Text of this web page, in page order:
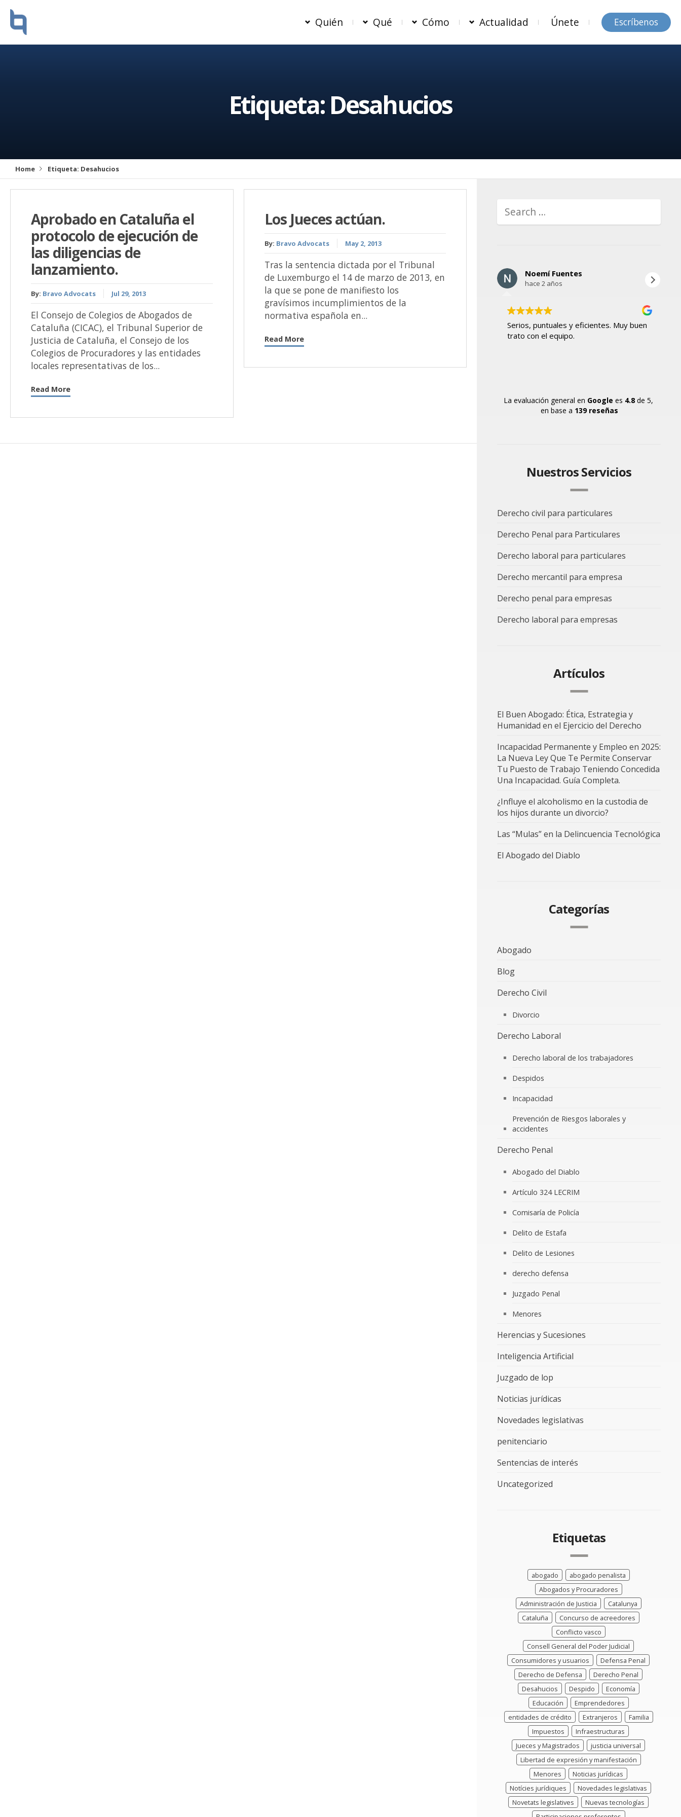
Quién Qué Cómo Actualidad Únete Escríbenos
Etiqueta: Desahucios
Home Etiqueta: Desahucios
Aprobado en Cataluña el
protocolo de ejecución de
las diligencias de
lanzamiento.
By: Bravo Advocats Jul 29, 2013
El Consejo de Colegios de Abogados de
Cataluña (CICAC), el Tribunal Superior de
Justicia de Cataluña, el Consejo de los
Colegios de Procuradores y las entidades
locales representativas de los...
Read More
Los Jueces actúan.
By: Bravo Advocats May 2, 2013
Tras la sentencia dictada por el Tribunal
de Luxemburgo el 14 de marzo de 2013, en
la que se pone de manifiesto los
gravísimos incumplimientos de la
normativa española en...
Read More
Noemí Fuentes
hace 2 años
Serios, puntuales y eficientes. Muy buen
trato con el equipo.
La evaluación general en Google es 4.8 de 5,
en base a 139 reseñas
Nuestros Servicios
Derecho civil para particulares
Derecho Penal para Particulares
Derecho laboral para particulares
Derecho mercantil para empresa
Derecho penal para empresas
Derecho laboral para empresas
Artículos
El Buen Abogado: Ética, Estrategia y
Humanidad en el Ejercicio del Derecho
Incapacidad Permanente y Empleo en 2025:
La Nueva Ley Que Te Permite Conservar
Tu Puesto de Trabajo Teniendo Concedida
Una Incapacidad. Guía Completa.
¿Influye el alcoholismo en la custodia de
los hijos durante un divorcio?
Las “Mulas” en la Delincuencia Tecnológica
El Abogado del Diablo
Categorías
Abogado
Blog
Derecho Civil
Divorcio
Derecho Laboral
Derecho laboral de los trabajadores
Despidos
Incapacidad
Prevención de Riesgos laborales y
accidentes
Derecho Penal
Abogado del Diablo
Artículo 324 LECRIM
Comisaría de Policía
Delito de Estafa
Delito de Lesiones
derecho defensa
Juzgado Penal
Menores
Herencias y Sucesiones
Inteligencia Artificial
Juzgado de lop
Noticias jurídicas
Novedades legislativas
penitenciario
Sentencias de interés
Uncategorized
Etiquetas
abogado
abogado penalista
Abogados y Procuradores
Administración de Justicia
Catalunya
Cataluña
Concurso de acreedores
Conflicto vasco
Consell General del Poder Judicial
Consumidores y usuarios
Defensa Penal
Derecho de Defensa
Derecho Penal
Desahucios
Despido
Economía
Educación
Emprendedores
entidades de crédito
Extranjeros
Familia
Impuestos
Infraestructuras
Jueces y Magistrados
justicia universal
Libertad de expresión y manifestación
Menores
Noticias jurídicas
Notícies jurídiques
Novedades legislativas
Novetats legislatives
Nuevas tecnologías